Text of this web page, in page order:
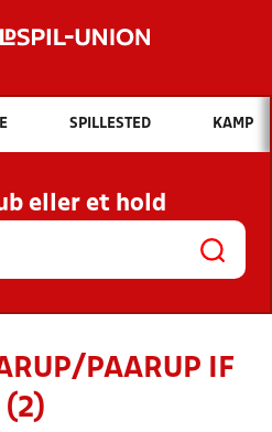
Hvad vil du søge efter?
INDHOLD OG NYHEDER
KLUBBER OG
HOLD
SPILLESTED KAMP
eller et hold
PAARUP IF
(2)